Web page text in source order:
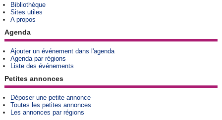
Bibliothèque
Sites utiles
A propos
Agenda
Ajouter un événement dans l'agenda
Agenda par régions
Liste des événements
Petites annonces
Déposer une petite annonce
Toutes les petites annonces
Les annonces par régions